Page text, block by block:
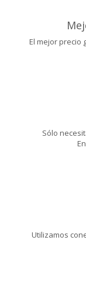
El mejor precio
Sólo
Utilizamos